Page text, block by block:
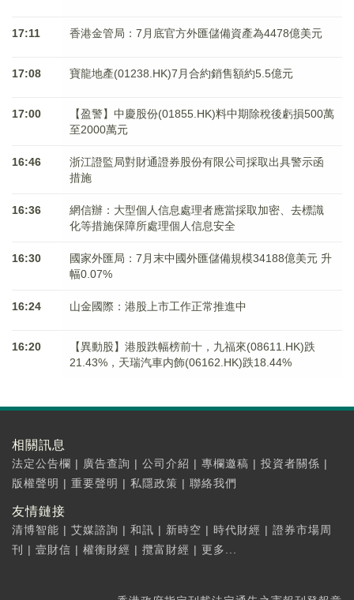
17:11 香港金管局：7月底官方外匯儲備資產為4478億美元
17:08 寶龍地產(01238.HK)7月合約銷售額約5.5億元
17:00
【盈警】中慶股份(01855.HK)料中期除稅後虧損500萬
至2000萬元
16:46
浙江證監局對財通證券股份有限公司採取出具警示函
措施
16:36
網信辦：大型個人信息處理者應當採取加密、去標識
化等措施保障所處理個人信息安全
16:30
國家外匯局：7月末中國外匯儲備規模34188億美元 升
幅0.07%
16:24 山金國際：港股上市工作正常推進中
16:20
【異動股】港股跌幅榜前十，九福來(08611.HK)跌
21.43%，天瑞汽車内飾(06162.HK)跌18.44%
相關訊息
法定公告欄 | 廣告查詢 | 公司介紹 | 專欄邀稿 | 投資者關係 |
版權聲明 | 重要聲明 | 私隱政策 | 聯絡我們
友情鏈接
清博智能 | 艾媒諮詢 | 和訊 | 新時空 | 時代財經 | 證券市場周
刊
| 壹財信 | 權衡財經 | 攬富財經 | 更多...